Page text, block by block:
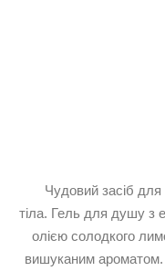
Чудовий засіб
тіла. Гель для душу з
олією солодкого
вишуканим ароматом.